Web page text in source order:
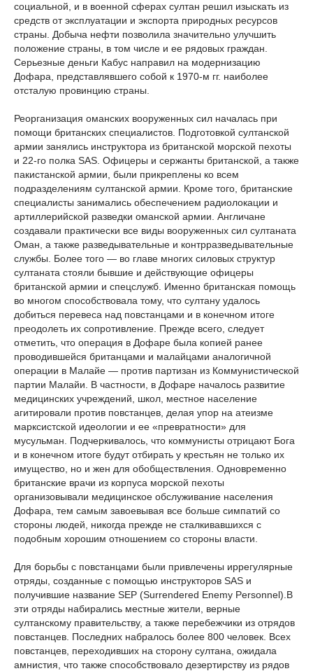
социальной, и в военной сферах султан решил изыскать из
средств от эксплуатации и экспорта природных ресурсов
страны. Добыча нефти позволила значительно улучшить
положение страны, в том числе и ее рядовых граждан.
Серьезные деньги Кабус направил на модернизацию
Дофара, представлявшего собой к 1970-м гг. наиболее
отсталую провинцию страны.
Реорганизация оманских вооруженных сил началась при
помощи британских специалистов. Подготовкой султанской
армии занялись инструктора из британской морской пехоты
и 22-го полка SAS. Офицеры и сержанты британской, а также
пакистанской армии, были прикреплены ко всем
подразделениям султанской армии. Кроме того, британские
специалисты занимались обеспечением радиолокации и
артиллерийской разведки оманской армии. Англичане
создавали практически все виды вооруженных сил султаната
Оман, а также разведывательные и контрразведывательные
службы. Более того — во главе многих силовых структур
султаната стояли бывшие и действующие офицеры
британской армии и спецслужб. Именно британская помощь
во многом способствовала тому, что султану удалось
добиться перевеса над повстанцами и в конечном итоге
преодолеть их сопротивление. Прежде всего, следует
отметить, что операция в Дофаре была копией ранее
проводившейся британцами и малайцами аналогичной
операции в Малайе — против партизан из Коммунистической
партии Малайи. В частности, в Дофаре началось развитие
медицинских учреждений, школ, местное население
агитировали против повстанцев, делая упор на атеизме
марксистской идеологии и ее «превратности» для
мусульман. Подчеркивалось, что коммунисты отрицают Бога
и в конечном итоге будут отбирать у крестьян не только их
имущество, но и жен для обобществления. Одновременно
британские врачи из корпуса морской пехоты
организовывали медицинское обслуживание населения
Дофара, тем самым завоевывая все больше симпатий со
стороны людей, никогда прежде не сталкивавшихся с
подобным хорошим отношением со стороны власти.
Для борьбы с повстанцами были привлечены иррегулярные
отряды, созданные с помощью инструкторов SAS и
получившие название SEP (Surrendered Enemy Personnel).В
эти отряды набирались местные жители, верные
султанскому правительству, а также перебежчики из отрядов
повстанцев. Последних набралось более 800 человек. Всех
повстанцев, переходивших на сторону султана, ожидала
амнистия, что также способствовало дезертирству из рядов